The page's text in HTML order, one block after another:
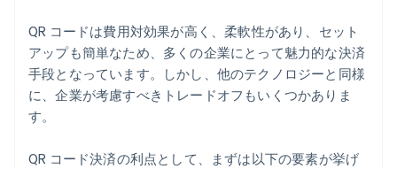
QR コードは費用対効果が高く、柔軟性があり、セット
アップも簡単なため、多くの企業にとって魅力的な決済
手段となっています。しかし、他のテクノロジーと同様
に、企業が考慮すべきトレードオフもいくつかありま
す。
QR コード決済の利点として、まずは以下の要素が挙げ